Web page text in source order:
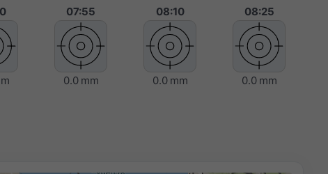
07:55 08:10 08:25
0.0 mm 0.0 mm 0.0 mm